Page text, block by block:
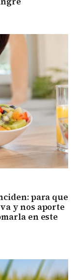
para que
y nos aporte
en este